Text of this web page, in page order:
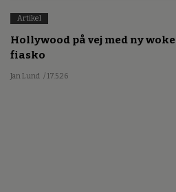
Artikel
Hollywood på vej med ny woke
fiasko
Jan Lund / 17.5.26